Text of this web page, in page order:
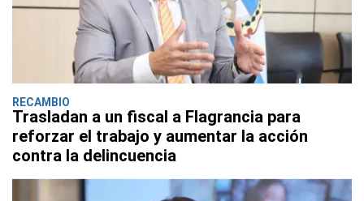
RECAMBIO
Trasladan a un fiscal a Flagrancia para
reforzar el trabajo y aumentar la acción
contra la delincuencia